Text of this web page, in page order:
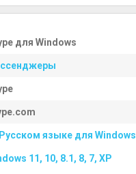
для Windows
языке для Windows
11, 10, 8.1, 8, 7, XP